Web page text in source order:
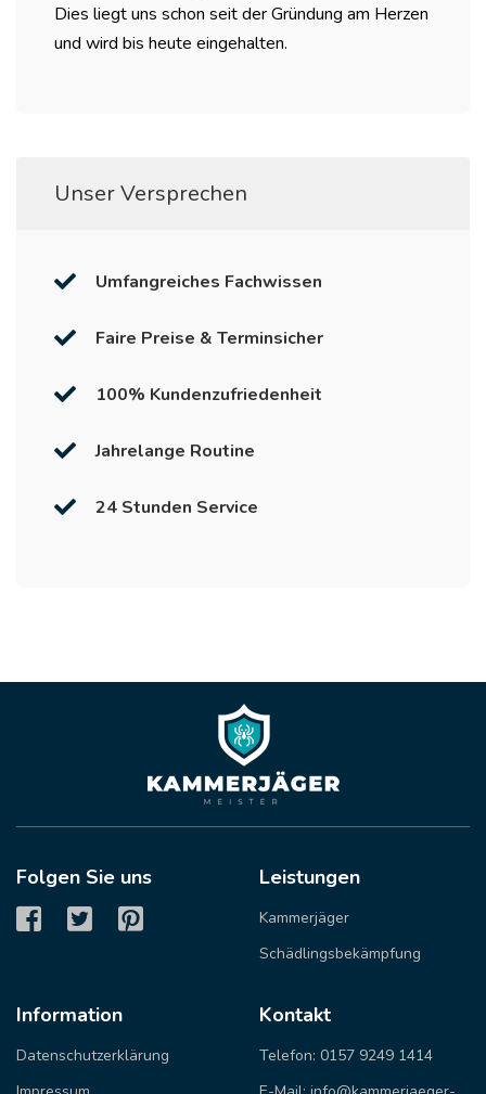
Dies liegt uns schon seit der Gründung am Herzen
und wird bis heute eingehalten.
Unser Versprechen
Umfangreiches Fachwissen
Faire Preise & Terminsicher
100% Kundenzufriedenheit
Jahrelange Routine
24 Stunden Service
Folgen Sie uns Leistungen
Kammerjäger
Schädlingsbekämpfung
Information
Datenschutzerklärung
Kontakt
Telefon: 0157 9249 1414